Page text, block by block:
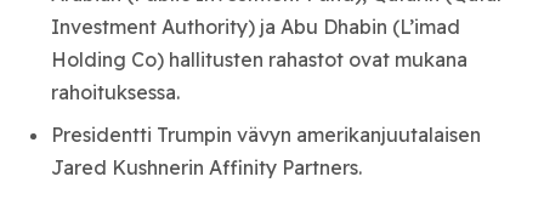
Investment Authority) ja Abu Dhabin (L’imad
Holding Co) hallitusten rahastot ovat mukana
rahoituksessa.
Presidentti Trumpin vävyn amerikanjuutalaisen
Jared Kushnerin Affinity Partners.